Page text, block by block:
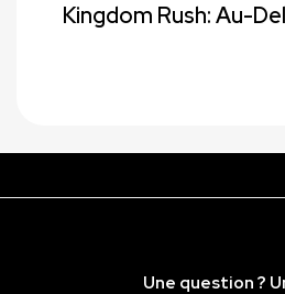
Kingdom Rush: Au-
Une question ?